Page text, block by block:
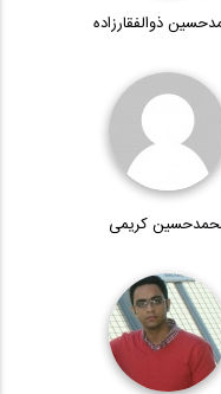
ذوالفقارزاده
کریمی